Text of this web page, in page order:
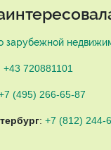
зарубежной
+43 720881101
(495) 266-65-87
: +7 (812) 244-